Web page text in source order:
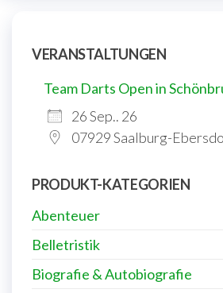
VERANSTALTUNGEN
Team Darts Open in
26 Sep.. 26
07929 Saalburg-
PRODUKT-KATEGORIEN
Abenteuer
Belletristik
Biografie & Autobiografie